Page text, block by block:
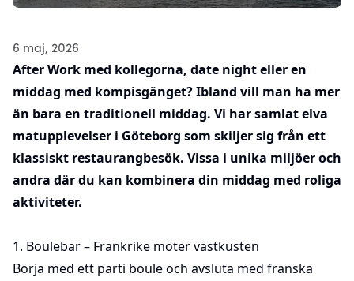
6 maj, 2026
After Work med kollegorna, date night eller en
middag med kompisgänget? Ibland vill man ha mer
än bara en traditionell middag. Vi har samlat elva
matupplevelser i Göteborg som skiljer sig från ett
klassiskt restaurangbesök. Vissa i unika miljöer och
andra där du kan kombinera din middag med roliga
aktiviteter.
1. Boulebar– Frankrike möter västkusten
Börja med ett parti boule och avsluta med franska